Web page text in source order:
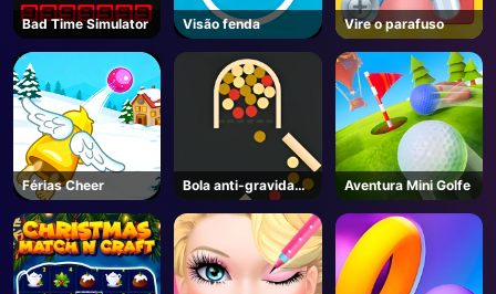
Bad Time Simulator Visão fenda Vire o parafuso
Férias Cheer
Bola anti-gravidade
2
Aventura Mini Golfe